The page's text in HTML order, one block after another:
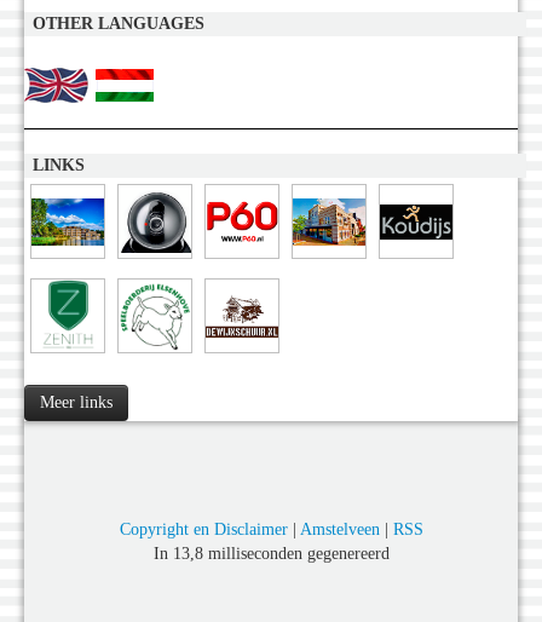
OTHER LANGUAGES
LINKS
Meer links
Copyright en Disclaimer| Amstelveen| RSS
In 13,8 milliseconden gegenereerd